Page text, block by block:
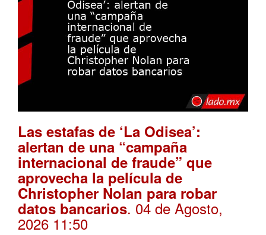
Las estafas de ‘La Odisea’:
alertan de una “campaña
internacional de fraude” que
aprovecha la película de
Christopher Nolan para robar
datos bancarios. 04 de Agosto,
2026 11:50